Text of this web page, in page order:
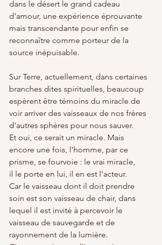
dans le désert le grand cadeau
d'amour, une expérience éprouvante
mais transcendante pour enfin se
reconnaître comme porteur de la
source inépuisable.
Sur Terre, actuellement, dans certaines
branches dites spirituelles, beaucoup
espèrent être témoins du miracle de
voir arriver des vaisseaux de nos frères
d'autres sphères pour nous sauver.
Et oui, ce serait un miracle. Mais
encore une fois, l'homme, par ce
prisme, se fourvoie : le vrai miracle,
il le porte en lui, il en est l'acteur.
Car le vaisseau dont il doit prendre
soin est son vaisseau de chair, dans
lequel il est invité à percevoir le
vaisseau de sauvegarde et de
rayonnement de la lumière.